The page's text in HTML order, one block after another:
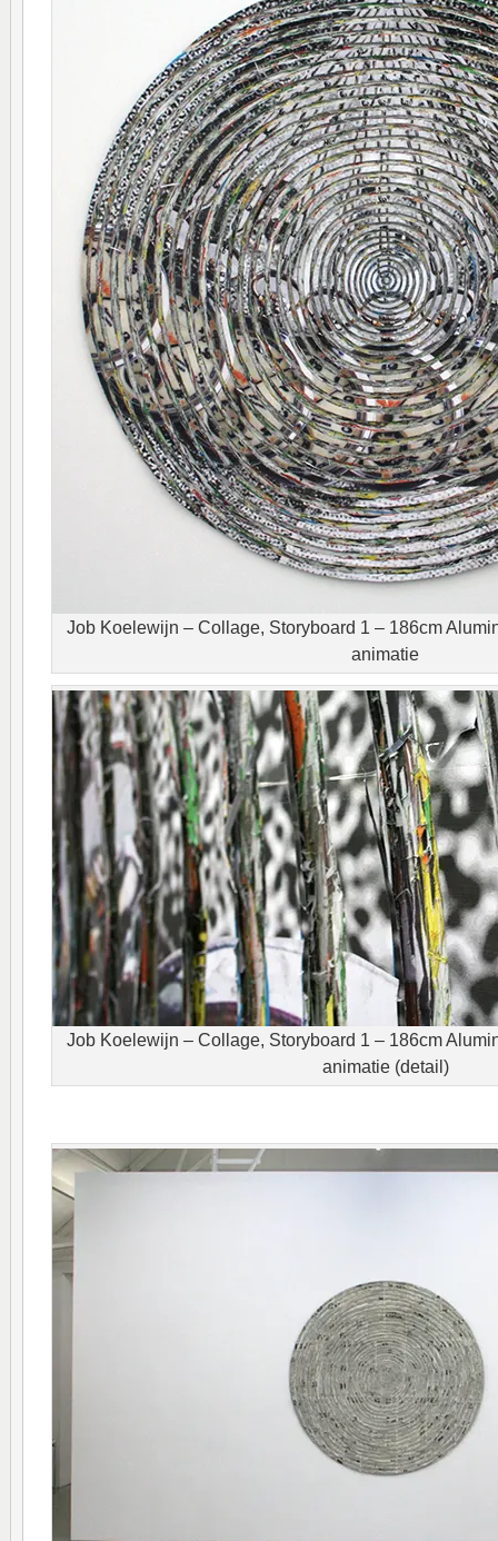
Job Koelewijn – Collage, Storyboard 1 – 186cm
animatie
Job Koelewijn – Collage, Storyboard 1 – 186cm
animatie (detail)